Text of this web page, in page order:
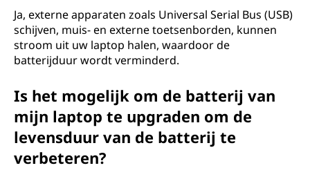
Ja, externe apparaten zoals Universal Serial Bus (USB)
schijven, muis- en externe toetsenborden, kunnen
stroom uit uw laptop halen, waardoor de
batterijduur wordt verminderd.
Is het mogelijk om de batterij van
mijn laptop te upgraden om de
levensduur van de batterij te
verbeteren?